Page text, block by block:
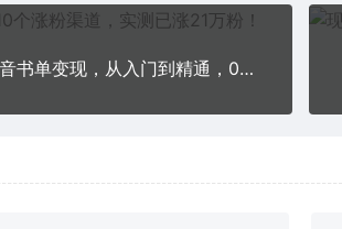
跟着抖音博主陈奶爸学抖音书单变现，从入门到精通，0基础抖音赚钱教程